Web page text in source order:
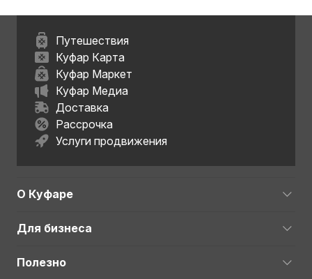
Путешествия
Куфар Карта
Куфар Маркет
Куфар Медиа
Доставка
Рассрочка
Услуги продвижения
О Куфаре
Для бизнеса
Полезно